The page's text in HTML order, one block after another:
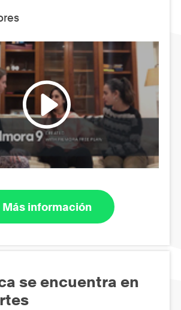
Más información
se encuentra en